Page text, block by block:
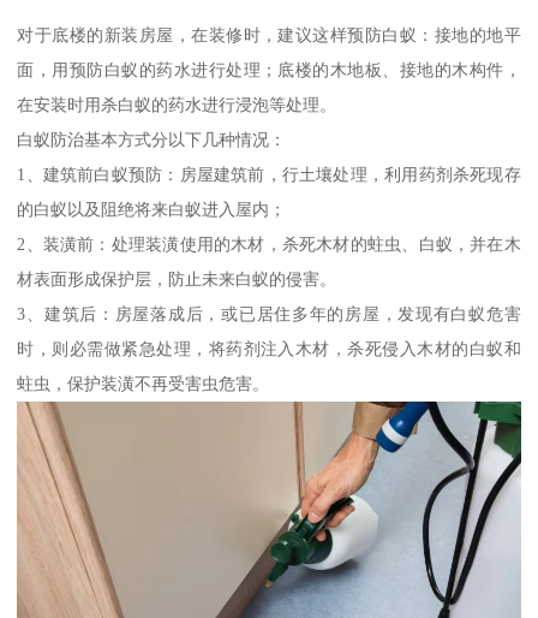
对于底楼的新装房屋，在装修时，建议这样预防白蚁：接地的地平
面，用预防白蚁的药水进行处理；底楼的木地板、接地的木构件，
在安装时用杀白蚁的药水进行浸泡等处理。
白蚁防治基本方式分以下几种情况：
1、建筑前白蚁预防：房屋建筑前，行土壤处理，利用药剂杀死现存
的白蚁以及阻绝将来白蚁进入屋内；
2、装潢前：处理装潢使用的木材，杀死木材的蛀虫、白蚁，并在木
材表面形成保护层，防止未来白蚁的侵害。
3、建筑后：房屋落成后，或已居住多年的房屋，发现有白蚁危害
时，则必需做紧急处理，将药剂注入木材，杀死侵入木材的白蚁和
蛀虫，保护装潢不再受害虫危害。